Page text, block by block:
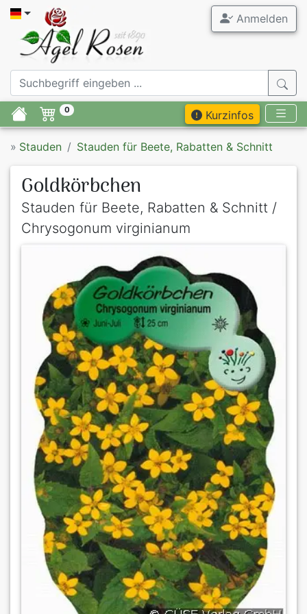
Anmelden
0 Kurzinfos
» Stauden Stauden für Beete, Rabatten & Schnitt
Goldkörbchen
Stauden für Beete, Rabatten & Schnitt /
Chrysogonum virginianum